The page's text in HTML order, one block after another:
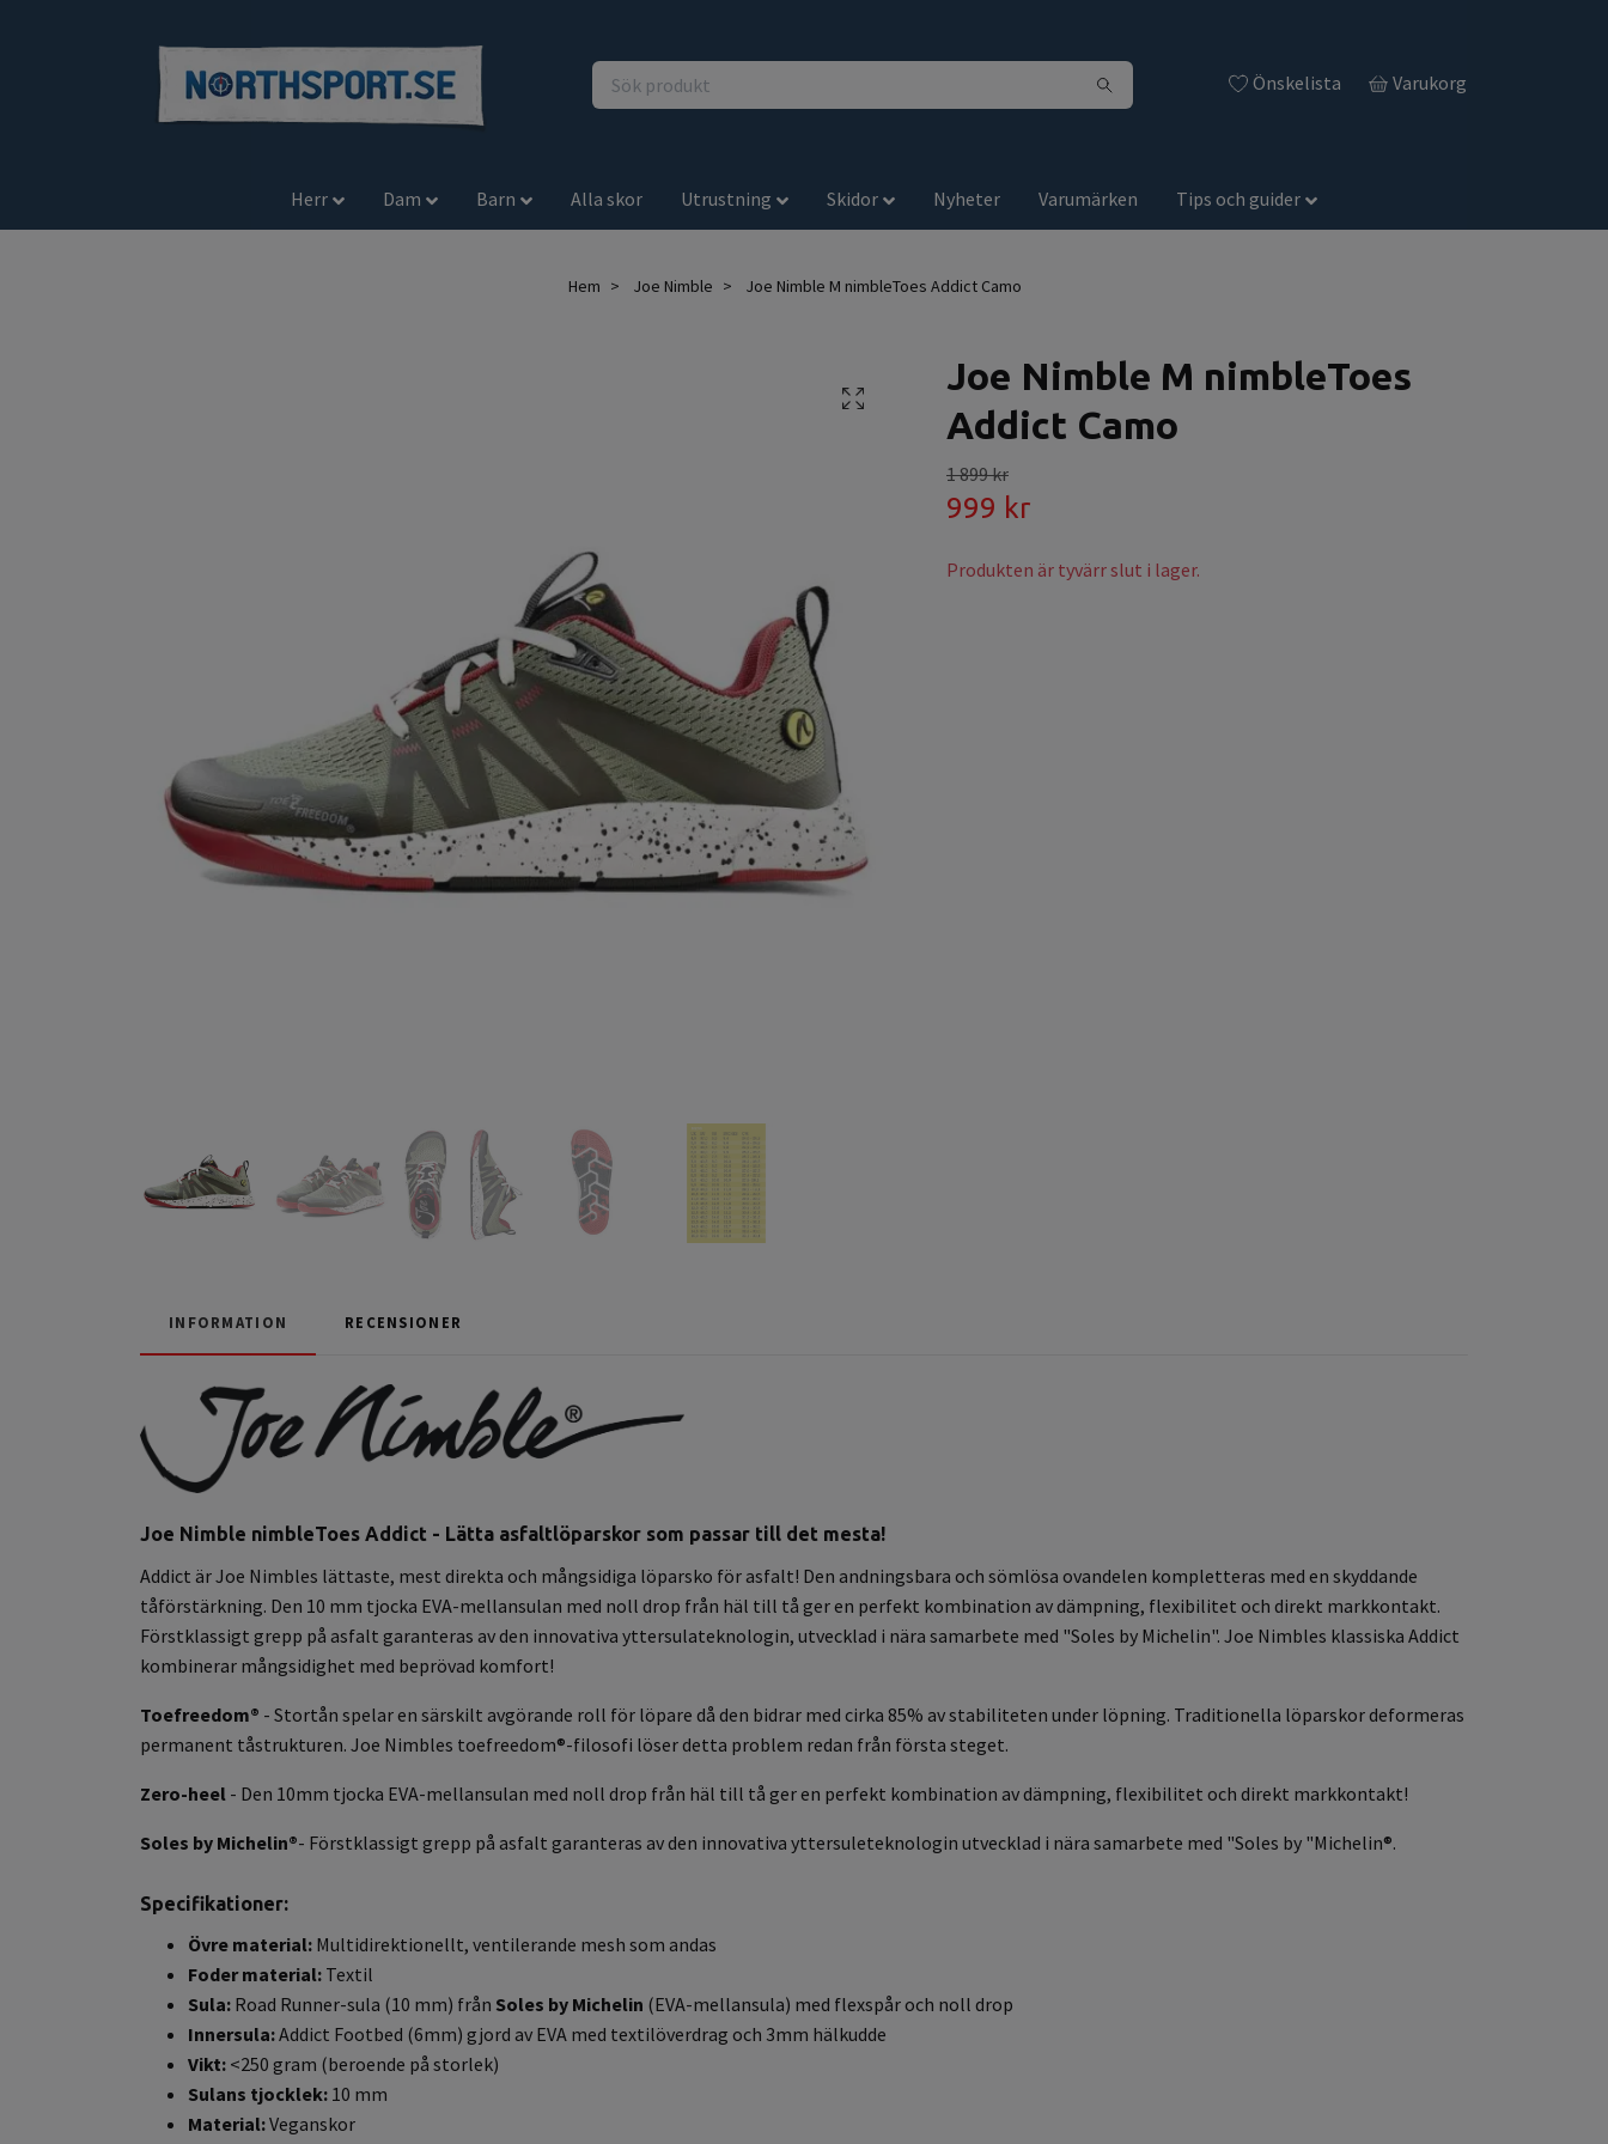
Önskelista Varukorg
Herr Dam Barn Alla skor Utrustning Skidor Nyheter Varumärken Tips och guider
Hem Joe Nimble Joe Nimble M nimbleToes Addict Camo
Joe Nimble M nimbleToes
Addict Camo
1 899 kr
999 kr
Produkten är tyvärr slut i lager.
INFORMATION RECENSIONER
Joe Nimble nimbleToes Addict - Lätta asfaltlöparskor som passar till det mesta!
Addict är Joe Nimbles lättaste, mest direkta och mångsidiga löparsko för asfalt! Den andningsbara och sömlösa ovandelen kompletteras med en skyddande
tåförstärkning. Den 10 mm tjocka EVA-mellansulan med noll drop från häl till tå ger en perfekt kombination av dämpning, flexibilitet och direkt markkontakt.
Förstklassigt grepp på asfalt garanteras av den innovativa yttersulateknologin, utvecklad i nära samarbete med "Soles by Michelin". Joe Nimbles klassiska Addict
kombinerar mångsidighet med beprövad komfort!
Toefreedom® - Stortån spelar en särskilt avgörande roll för löpare då den bidrar med cirka 85% av stabiliteten under löpning. Traditionella löparskor deformeras
permanent tåstrukturen. Joe Nimbles toefreedom®-filosofi löser detta problem redan från första steget.
Zero-heel - Den 10mm tjocka EVA-mellansulan med noll drop från häl till tå ger en perfekt kombination av dämpning, flexibilitet och direkt markkontakt!
Soles by Michelin®- Förstklassigt grepp på asfalt garanteras av den innovativa yttersuleteknologin utvecklad i nära samarbete med "Soles by "Michelin®.
Specifikationer:
Övre material: Multidirektionellt, ventilerande mesh som andas
Foder material: Textil
Sula: Road Runner-sula (10 mm) från Soles by Michelin (EVA-mellansula) med flexspår och noll drop
Innersula:Addict Footbed (6mm) gjord av EVA med textilöverdrag och 3mm hälkudde
Vikt: <250 gram (beroende på storlek)
Sulans tjocklek: 10 mm
Material:Veganskor